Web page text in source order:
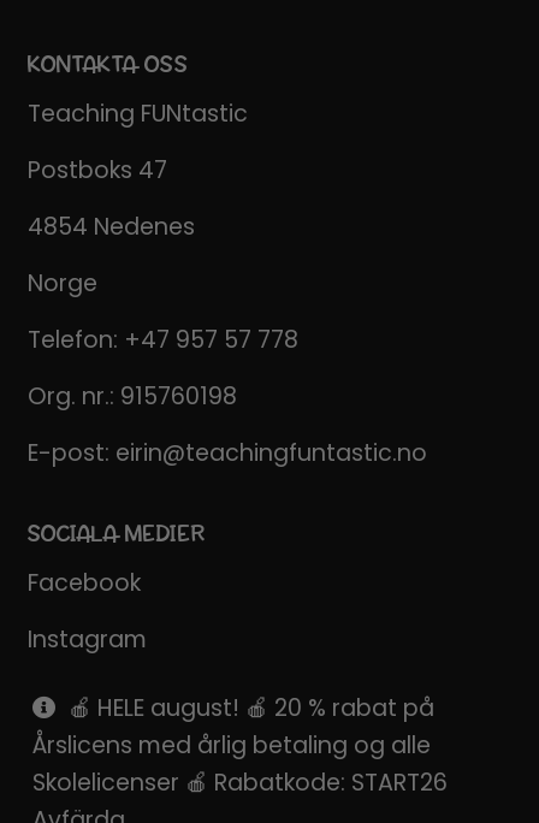
KONTAKTA OSS
Teaching FUNtastic
Postboks 47
4854 Nedenes
Norge
Telefon: +47 957 57 778
Org. nr.: 915760198
E-post: eirin@teachingfuntastic.no
SOCIALA MEDIER
Facebook
Instagram
Pinterest
SnapChat
🍎 HELE august! 🍎 20 % rabat på
Årslicens med årlig betaling og alle
Skolelicenser 🍎 Rabatkode: START26